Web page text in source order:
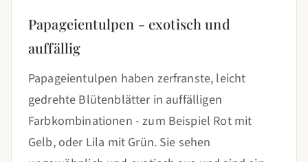
Papageientulpen - exotisch und
auffällig
Papageientulpen haben zerfranste, leicht
gedrehte Blütenblätter in auffälligen
Farbkombinationen - zum Beispiel Rot mit
Gelb, oder Lila mit Grün. Sie sehen